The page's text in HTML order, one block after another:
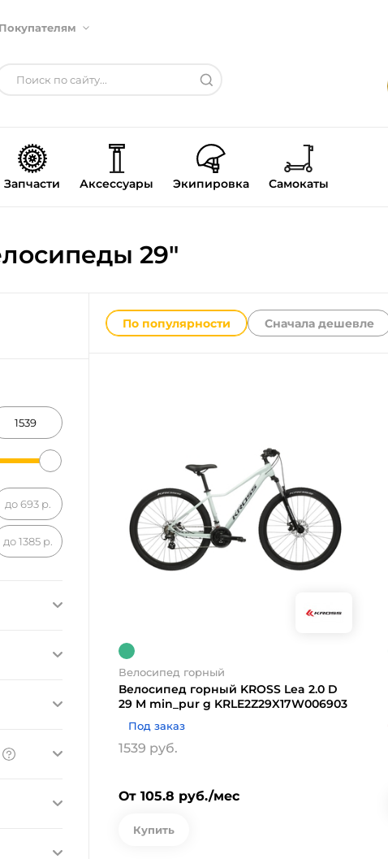
Покупателям
Запчасти Аксессуары Экипировка Самокаты
29"
до 693 р.
до 1385 р.
По популярности Сначала дешевле
Велосипед горный
Велосипед горный KROSS Lea 2.0 D
29 M min_pur g KRLE2Z29X17W006903
Под заказ
1539 руб.
От 105.8 руб./мес
Купить